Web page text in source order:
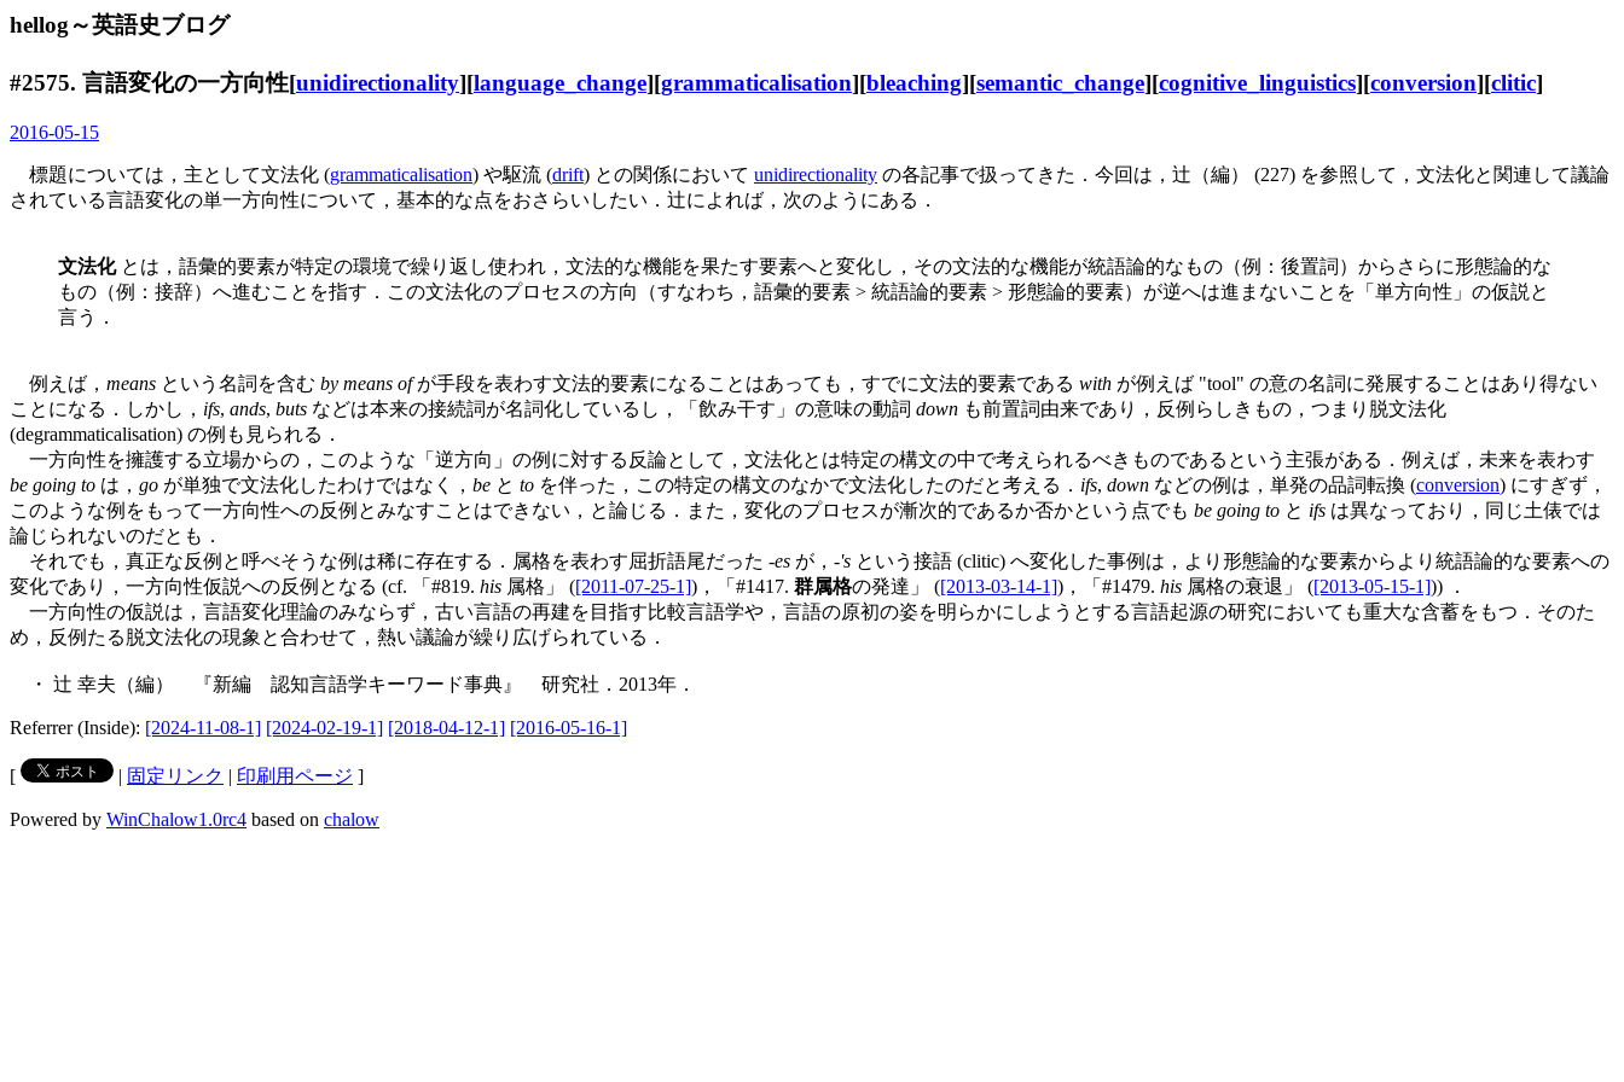
hellog～英語史ブログ
#2575. 言語変化の一方向性[unidirectionality][language_change][grammaticalisation][bleaching][semantic_change][cognitive_linguistics][conversion][clitic]
2016-05-15
標題については，主として文法化 (grammaticalisation) や駆流 (drift) との関係において unidirectionality の各記事で扱ってきた．今回は，辻（編） (227) を参照して，文法化と関連して議論
されている言語変化の単一方向性について，基本的な点をおさらいしたい．辻によれば，次のようにある．
文法化とは，語彙的要素が特定の環境で繰り返し使われ，文法的な機能を果たす要素へと変化し，その文法的な機能が統語論的なもの（例：後置詞）からさらに形態論的な
もの（例：接辞）へ進むことを指す．この文法化のプロセスの方向（すなわち，語彙的要素 > 統語論的要素 > 形態論的要素）が逆へは進まないことを「単方向性」の仮説と
言う．
例えば， means という名詞を含む by means ofが手段を表わす文法的要素になることはあっても，すでに文法的要素である with が例えば "tool" の意の名詞に発展することはあり得ない
ことになる．しかし， ifs, ands, buts などは本来の接続詞が名詞化しているし，「飲み干す」の意味の動詞 down も前置詞由来であり，反例らしきもの，つまり脱文法化
(degrammaticalisation) の例も見られる．
一方向性を擁護する立場からの，このような「逆方向」の例に対する反論として，文法化とは特定の構文の中で考えられるべきものであるという主張がある．例えば，未来を表わす
be going to は， go が単独で文法化したわけではなく， be と to を伴った，この特定の構文のなかで文法化したのだと考える． ifs, down などの例は，単発の品詞転換 (conversion) にすぎず，
このような例をもって一方向性への反例とみなすことはできない，と論じる．また，変化のプロセスが漸次的であるか否かという点でも be going to と ifs は異なっており，同じ土俵では
論じられないのだとも．
それでも，真正な反例と呼べそうな例は稀に存在する．属格を表わす屈折語尾だった -es が，-'s という接語 (clitic) へ変化した事例は，より形態論的な要素からより統語論的な要素への
変化であり，一方向性仮説への反例となる (cf. 「#819. his 属格」 ([2011-07-25-1])，「#1417. 群属格の発達」 ([2013-03-14-1])，「#1479. his 属格の衰退」 ([2013-05-15-1])) ．
一方向性の仮説は，言語変化理論のみならず，古い言語の再建を目指す比較言語学や，言語の原初の姿を明らかにしようとする言語起源の研究においても重大な含蓄をもつ．そのた
め，反例たる脱文法化の現象と合わせて，熱い議論が繰り広げられている．
・ 辻 幸夫（編） 『新編 認知言語学キーワード事典』 研究社．2013年．
Referrer (Inside): [2024-11-08-1] [2024-02-19-1] [2018-04-12-1] [2016-05-16-1]
[ | 固定リンク | 印刷用ページ ]
Powered by WinChalow1.0rc4 based on chalow